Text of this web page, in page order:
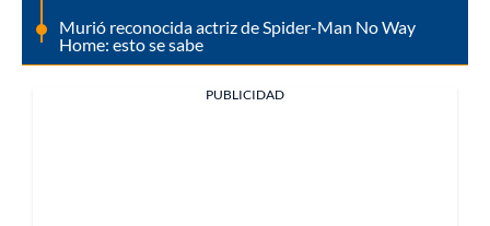
Murió reconocida actriz de Spider-Man No Way
Home: esto se sabe
PUBLICIDAD